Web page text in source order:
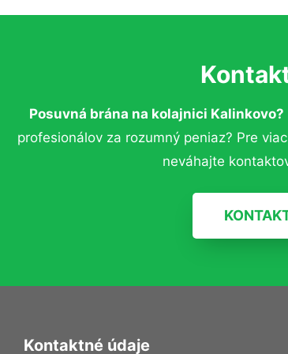
Posuvná brána na kolajnici Kalinkovo?
profesionálov za rozumný peniaz? Pre
neváhajte
Kontaktné údaje